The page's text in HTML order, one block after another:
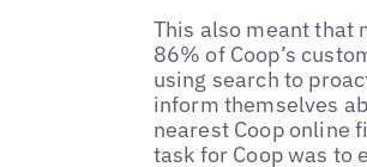
This also meant that
86% of Coop’s
using search to
inform themselves
nearest Coop online
task for Coop was to